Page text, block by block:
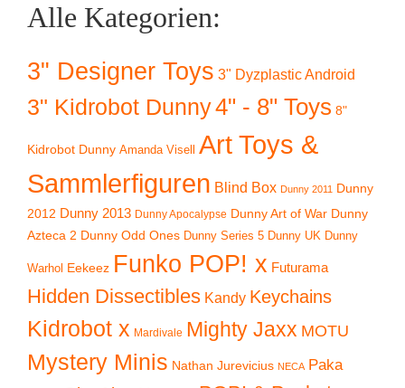
Alle Kategorien:
3" Designer Toys 3" Dyzplastic Android
3" Kidrobot Dunny4" - 8" Toys 8"
Kidrobot Dunny Amanda Visell
Art Toys &
Sammlerfiguren Blind Box Dunny 2011 Dunny
2012 Dunny 2013 Dunny Apocalypse Dunny Art of War Dunny
Azteca 2 Dunny Odd Ones Dunny Series 5 Dunny UK Dunny
Warhol Eekeez Funko POP! x Futurama
Hidden Dissectibles Kandy Keychains
Kidrobot x Mardivale Mighty Jaxx MOTU
Mystery Minis Nathan Jurevicius NECA Paka